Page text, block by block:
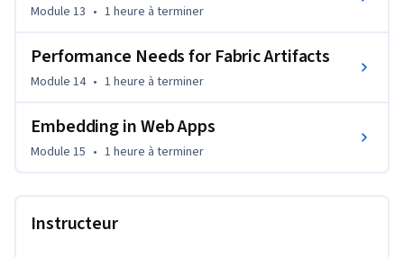
Module 13 • 1 heure à terminer
Performance Needs for Fabric Artifacts
Module 14 • 1 heure à terminer
Embedding in Web Apps
Module 15 • 1 heure à terminer
Instructeur